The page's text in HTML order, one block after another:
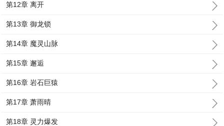
第12章 离开
第13章 御龙锁
第14章 魔灵山脉
第15章 邂逅
第16章 岩石巨猿
第17章 萧雨晴
第18章 灵力爆发